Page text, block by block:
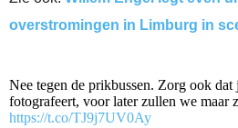
overstromingen in Limburg in
Nee tegen de prikbussen. Zorg ook dat
fotografeert, voor later zullen we maar
https://t.co/TJ9j7UV0Ay